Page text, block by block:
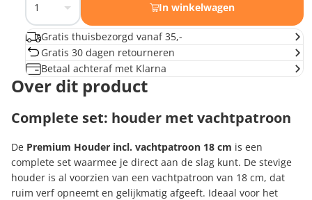
In winkelwagen
Gratis thuisbezorgd vanaf 35,-
Gratis 30 dagen retourneren
Betaal achteraf met Klarna
Over dit product
Complete set: houder met vachtpatroon
De Premium Houder incl. vachtpatroon 18 cm is een
complete set waarmee je direct aan de slag kunt. De stevige
houder is al voorzien van een vachtpatroon van 18 cm, dat
ruim verf opneemt en gelijkmatig afgeeft. Ideaal voor het